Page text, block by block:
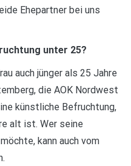
Ehepartner bei uns
unter 25?
auch jünger als 25 Jahre
die AOK Nordwest
künstliche Befruchtung,
alt ist. Wer seine
kann auch vom